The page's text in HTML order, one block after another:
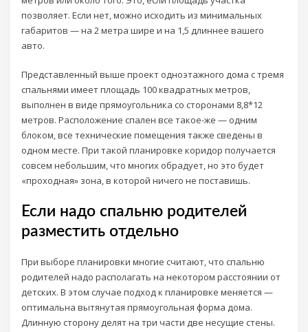
позволяет. Если нет, можно исходить из минимальных
габаритов — на 2 метра шире и на 1,5 длиннее вашего
авто.
Представленный выше проект одноэтажного дома с тремя
спальнями имеет площадь 100 квадратных метров,
выполнен в виде прямоугольника со сторонами 8,8*12
метров. Расположение спален все такое-же — одним
блоком, все технические помещения также сведены в
одном месте. При такой планировке коридор получается
совсем небольшим, что многих обрадует, но это будет
«проходная» зона, в которой ничего не поставишь.
Если надо спальню родителей
разместить отдельно
При выборе планировки многие считают, что спальню
родителей надо располагать на некотором расстоянии от
детских. В этом случае подход к планировке меняется —
оптимальна вытянутая прямоугольная форма дома.
Длинную сторону делят на три части две несущие стены.